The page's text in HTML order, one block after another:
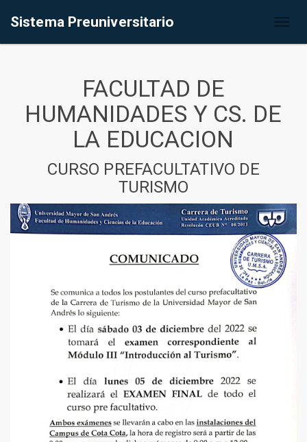
Sistema Preuniversitario
FACULTAD DE
HUMANIDADES Y CS. DE
LA EDUCACION
CURSO PREFACULTATIVO DE
TURISMO